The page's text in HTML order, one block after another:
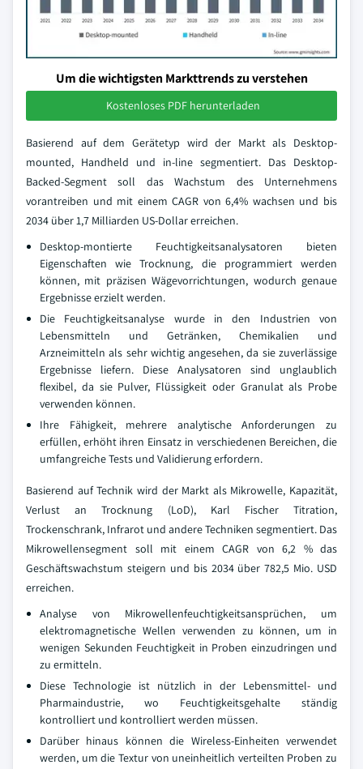
Um die wichtigsten Markttrends zu verstehen
Kostenloses PDF herunterladen
Basierend auf dem Gerätetyp wird der Markt als Desktop-
mounted, Handheld und in-line segmentiert. Das Desktop-
Backed-Segment soll das Wachstum des Unternehmens
vorantreiben und mit einem CAGR von 6,4% wachsen und bis
2034 über 1,7 Milliarden US-Dollar erreichen.
Desktop-montierte Feuchtigkeitsanalysatoren bieten
Eigenschaften wie Trocknung, die programmiert werden
können, mit präzisen Wägevorrichtungen, wodurch genaue
Ergebnisse erzielt werden.
Die Feuchtigkeitsanalyse wurde in den Industrien von
Lebensmitteln und Getränken, Chemikalien und
Arzneimitteln als sehr wichtig angesehen, da sie zuverlässige
Ergebnisse liefern. Diese Analysatoren sind unglaublich
flexibel, da sie Pulver, Flüssigkeit oder Granulat als Probe
verwenden können.
Ihre Fähigkeit, mehrere analytische Anforderungen zu
erfüllen, erhöht ihren Einsatz in verschiedenen Bereichen, die
umfangreiche Tests und Validierung erfordern.
Basierend auf Technik wird der Markt als Mikrowelle, Kapazität,
Verlust an Trocknung (LoD), Karl Fischer Titration,
Trockenschrank, Infrarot und andere Techniken segmentiert. Das
Mikrowellensegment soll mit einem CAGR von 6,2 % das
Geschäftswachstum steigern und bis 2034 über 782,5 Mio. USD
erreichen.
Analyse von Mikrowellenfeuchtigkeitsansprüchen, um
elektromagnetische Wellen verwenden zu können, um in
wenigen Sekunden Feuchtigkeit in Proben einzudringen und
zu ermitteln.
Diese Technologie ist nützlich in der Lebensmittel- und
Pharmaindustrie, wo Feuchtigkeitsgehalte ständig
kontrolliert und kontrolliert werden müssen.
Darüber hinaus können die Wireless-Einheiten verwendet
werden, um die Textur von uneinheitlich verteilten Proben zu